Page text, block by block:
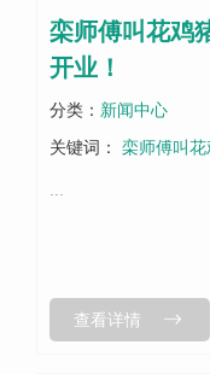
栾师傅叫花鸡
开业！
分类： 新闻中心
关键词：
栾师傅叫花
查看详情